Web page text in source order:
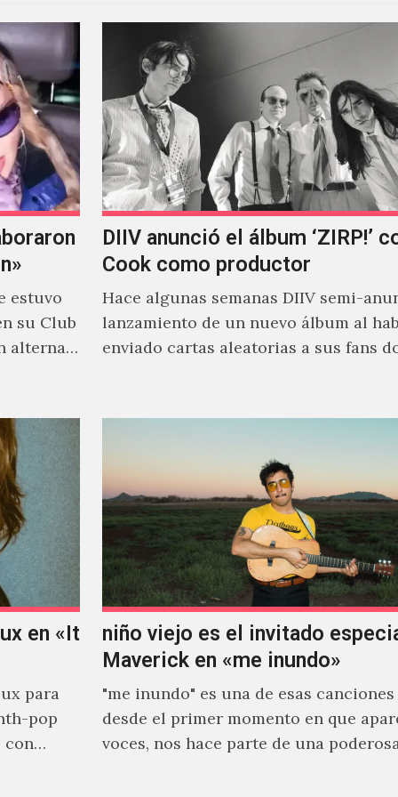
estuvo
su Club
alterna
DIIV anunció el álbum ‘ZIRP!’
Cook como productor
Hace algunas semanas DIIV semi-
lanzamiento de un nuevo álbum al
enviado cartas aleatorias a sus fans
en «It
para
pop
con
niño viejo es el invitado
Maverick en «me inundo»
"me inundo" es una de esas canciones
desde el primer momento en que
voces, nos hace parte de una